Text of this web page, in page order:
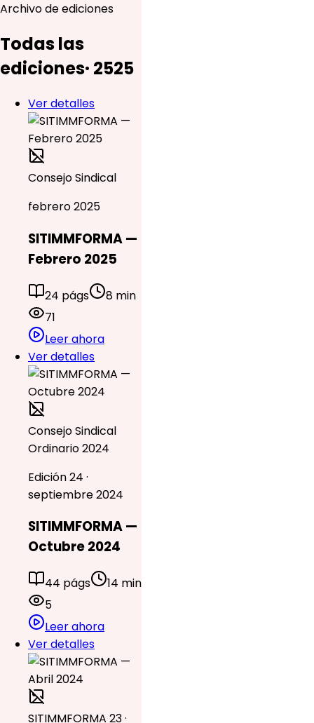
Archivo de ediciones
Todas las
ediciones· 2525
Ver detalles
Consejo Sindical
febrero 2025
SITIMMFORMA —
Febrero 2025
24 págs
8 min
71
Leer ahora
Ver detalles
Consejo Sindical
Ordinario 2024
Edición 24 ·
septiembre 2024
SITIMMFORMA —
Octubre 2024
44 págs
14 min
5
Leer ahora
Ver detalles
SITIMMFORMA 23 ·